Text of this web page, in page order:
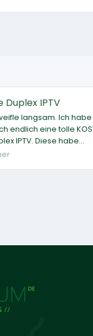
Duplex IPTV
langsam. Ich
endlich eine tolle
IPTV. Diese habe...